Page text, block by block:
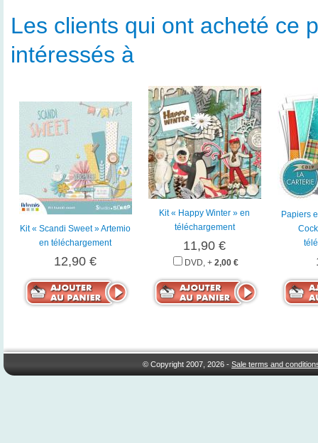
Les clients qui ont acheté ce
intéressés à
Kit « Scandi Sweet » Artemio
en téléchargement
12,90 €
Kit « Happy Winter » en
téléchargement
11,90 €
DVD, + 2,00 €
Papiers
© Copyright 2007, 2026 -Sale terms and